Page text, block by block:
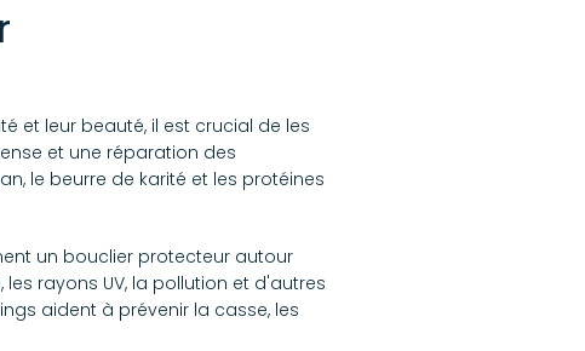
et leur beauté, il est crucial de les
et une réparation des
le beurre de karité et les protéines
un bouclier protecteur autour
rayons UV, la pollution et d'autres
aident à prévenir la casse, les